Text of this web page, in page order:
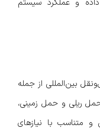
و عملکرد سیستم
بین‌المللی از جمله
ریلی و حمل زمینی،
و متناسب با نیازهای